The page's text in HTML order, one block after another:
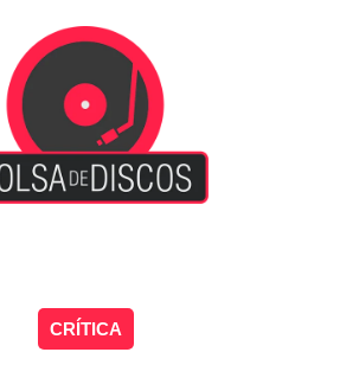
CRÍTICA